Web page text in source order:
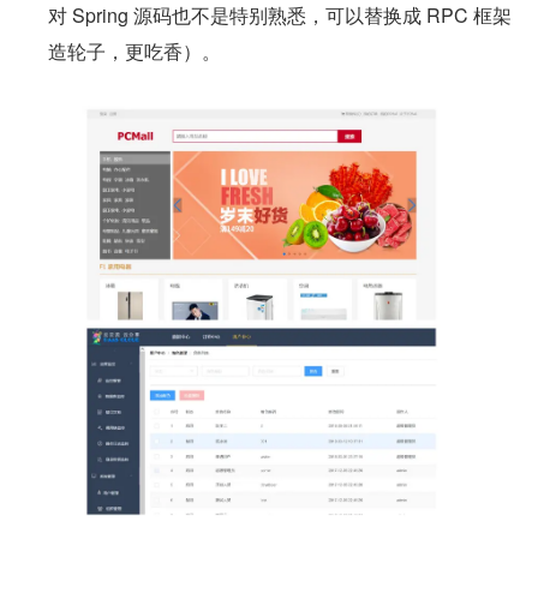
对 Spring 源码也不是特别熟悉，可以替换成 RPC 框架
造轮子，更吃香）。